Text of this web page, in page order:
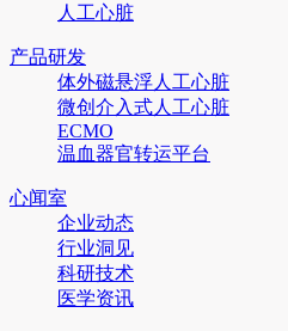
人工心脏
产品研发
体外磁悬浮人工心脏
微创介入式人工心脏
ECMO
温血器官转运平台
心闻室
企业动态
行业洞见
科研技术
医学资讯